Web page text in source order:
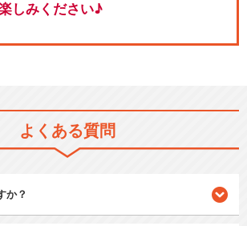
しみください♪
よくある質問
か？